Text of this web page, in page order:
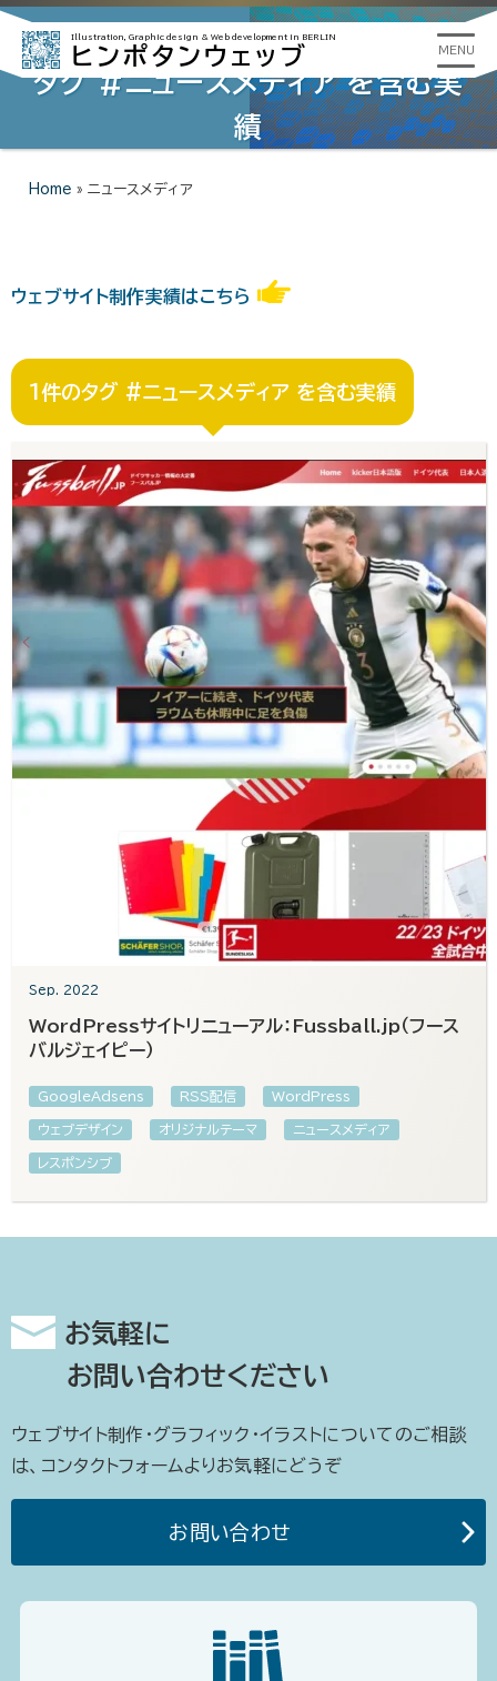
Illustration, Graphic design & Web development in BERLIN
ヒンポタンウェッブ MENU
タグ #ニュースメディア を含む実
績
Home » ニュースメディア
ウェブサイト制作実績はこちら
1件のタグ #ニュースメディア を含む実績
Sep. 2022
WordPressサイトリニューアル：Fussball.jp（フース
バルジェイピー）
GoogleAdsens RSS配信 WordPress
ウェブデザイン オリジナルテーマ ニュースメディア
レスポンシブ
お気軽に
お問い合わせください
ウェブサイト制作・グラフィック・イラストについてのご相談
は、コンタクトフォームよりお気軽にどうぞ
お問い合わせ